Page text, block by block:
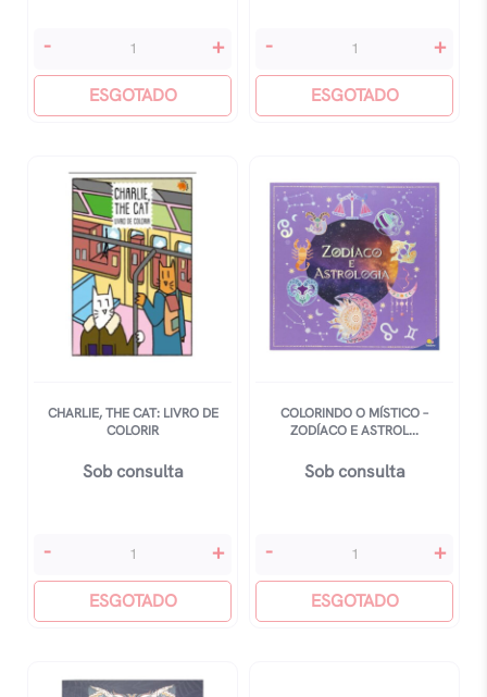
Capi
Capivara
Aventureira
Livro
Colorir
quantidade
- +
ESGOTADO
Capyvibes
Profissões:
De
Colorir
quantidade
- +
ESGOTADO
CHARLIE, THE CAT: LIVRO DE
COLORIR
Sob consulta
Charlie,
Livro
Colorir
- +
ESGOTADO
COLORINDO O MÍSTICO –
ZODÍACO E ASTROL...
Sob consulta
Colorindo
-
- +
ESGOTADO